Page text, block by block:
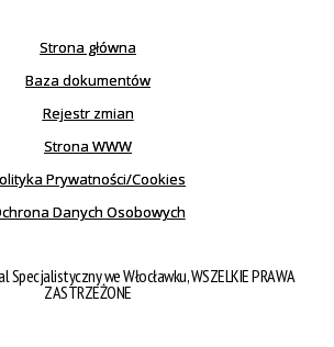
Strona główna
Baza dokumentów
Rejestr zmian
Strona WWW
Prywatności/Cookies
Danych Osobowych
we Włocławku, WSZELKIE PRAWA
ZASTRZEŻONE